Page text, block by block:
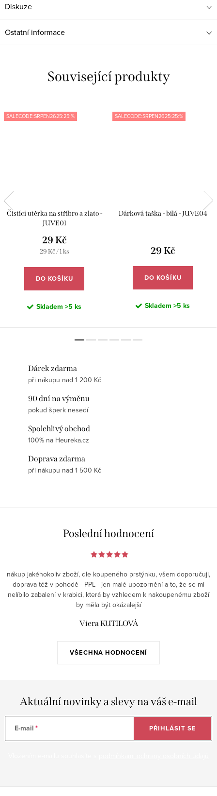
Diskuze
Ostatní informace
Související produkty
SALECODE:SRPEN2625:25:%
Čistící utěrka na stříbro a zlato -
JUVE01
29 Kč
Měrná
29 Kč / 1 ks
DO KOŠÍKU
Skladem >5 ks
SALECODE:SRPEN2625:25:%
Dárková taška - bílá - JUVE04
29 Kč
DO KOŠÍKU
Skladem >5 ks
Dárek zdarma
při nákupu nad 1 200 Kč
90 dní na výměnu
pokud šperk nesedí
Spolehlivý obchod
100% na Heureka.cz
Doprava zdarma
při nákupu nad 1 500 Kč
Poslední hodnocení
VŠECHNA HODNOCENÍ
nákup jakéhokoliv zboží, dle koupeného prstýnku, všem doporučuji,
doprava též v pohodě - PPL - jen malé upozornění a to, že se mi
nelíbilo zabalení v krabici, která by vzhledem k nakoupenému zboží
by měla být okázalejší
Viera KUTILOVÁ
Aktuální novinky a slevy na váš e-mail
E-mail PŘIHLÁSIT SE